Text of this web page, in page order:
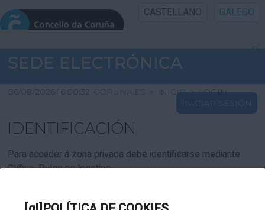
CASTELLANO GALEGO
INICIO SEDE
INICIO
INFORMACIÓN PÚBLICA
CARTAFOL CIDADÁN
SEDE ELECTRÓNICA
06/08/2026 16:00:32 CORUNA.ES > INICIO > LOGIN
INICIAR SESIÓN
IDENTIFICACIÓN
Para acceder á zona privada debe identificarse mediante
Cl@ve. Pulse no logotipo